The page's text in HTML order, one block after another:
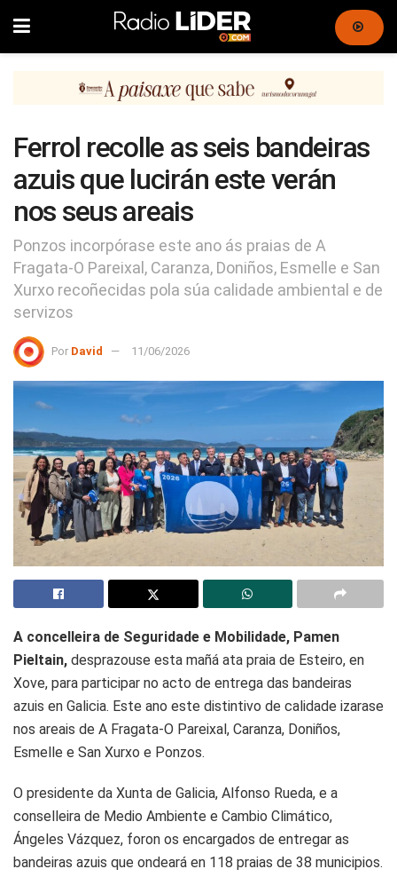
Ferrol recolle as seis bandeiras
azuis que lucirán este verán
nos seus areais
Ponzos incorpórase este ano ás praias de A
Fragata-O Pareixal, Caranza, Doniños, Esmelle e San
Xurxo recoñecidas pola súa calidade ambiental e de
servizos
Por David 11/06/2026
A concelleira de Seguridade e Mobilidade, Pamen
Pieltain, desprazouse esta mañá ata praia de Esteiro, en
Xove, para participar no acto de entrega das bandeiras
azuis en Galicia. Este ano este distintivo de calidade izarase
nos areais de A Fragata-O Pareixal, Caranza, Doniños,
Esmelle e San Xurxo e Ponzos.
O presidente da Xunta de Galicia, Alfonso Rueda, e a
conselleira de Medio Ambiente e Cambio Climático,
Ángeles Vázquez, foron os encargados de entregar as
bandeiras azuis que ondeará en 118 praias de 38 municipios.